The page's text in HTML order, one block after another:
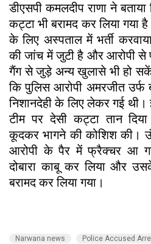
डीएसपी कमलदीप राणा ने
कट्टा भी बरामद कर लिया गया
के लिए अस्पताल में भर्ती
की जांच में जुटी है और आरोपी से
गैंग से जुड़े अन्य खुलासे भी हो
कि पुलिस आरोपी अमरजीत उर्फ
निशानदेही के लिए लेकर गई थी।
टीम पर देसी कट्टा तान
कूदकर भागने की कोशिश की।
आरोपी के पैर में फ्रैक्चर आ
दोबारा काबू कर लिया और
बरामद कर लिया गया।
Narwana news Police Accused